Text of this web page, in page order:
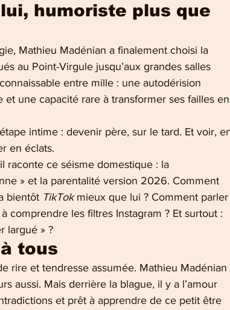
humoriste plus que
Mathieu Madénian a finalement choisi la
au Point-Virgule jusqu’aux grandes salles
entre mille : une autodérision
une capacité rare à transformer ses failles en
intime : devenir père, sur le tard. Et voir,
en éclats.
raconte ce séisme domestique : la
» et la parentalité version 2026. Comment
bientôt TikTok mieux que lui ? Comment parler
comprendre les filtres Instagram ? Et surtout :
largué » ?
tous
rire et tendresse assumée. Mathieu Madénian
aussi. Mais derrière la blague, il y a l’amour
et prêt à apprendre de ce petit être